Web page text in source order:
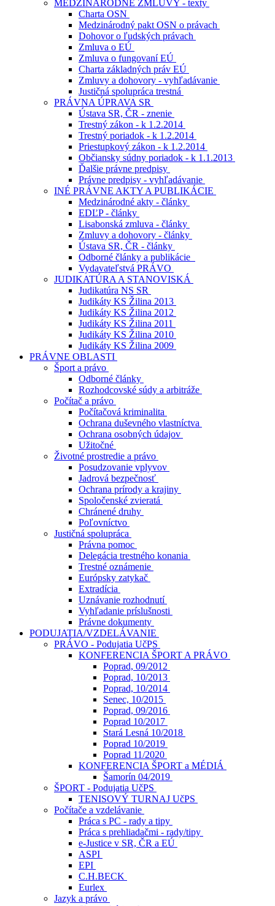
MEDZINÁRODNÉ ZMLUVY - texty
Charta OSN
Medzinárodný pakt OSN o právach
Dohovor o ľudských právach
Zmluva o EÚ
Zmluva o fungovaní EÚ
Charta základných práv EÚ
Zmluvy a dohovory - vyhľadávanie
Justičná spolupráca trestná
PRÁVNA ÚPRAVA SR
Ústava SR, ČR - znenie
Trestný zákon - k 1.2.2014
Trestný poriadok - k 1.2.2014
Priestupkový zákon - k 1.2.2014
Občiansky súdny poriadok - k 1.1.2013
Ďalšie právne predpisy
Právne predpisy - vyhľadávanie
INÉ PRÁVNE AKTY A PUBLIKÁCIE
Medzinárodné akty - články
EDĽP - články
Lisabonská zmluva - články
Zmluvy a dohovory - články
Ústava SR, ČR - články
Odborné články a publikácie
Vydavateľstvá PRÁVO
JUDIKATÚRA A STANOVISKÁ
Judikatúra NS SR
Judikáty KS Žilina 2013
Judikáty KS Žilina 2012
Judikáty KS Žilina 2011
Judikáty KS Žilina 2010
Judikáty KS Žilina 2009
PRÁVNE OBLASTI
Šport a právo
Odborné články
Rozhodcovské súdy a arbitráže
Počítač a právo
Počítačová kriminalita
Ochrana duševného vlastníctva
Ochrana osobných údajov
Užitočné
Životné prostredie a právo
Posudzovanie vplyvov
Jadrová bezpečnosť
Ochrana prírody a krajiny
Spoločenské zvieratá
Chránené druhy
Poľovníctvo
Justičná spolupráca
Právna pomoc
Delegácia trestného konania
Trestné oznámenie
Európsky zatykač
Extradícia
Uznávanie rozhodnutí
Vyhľadanie príslušnosti
Právne dokumenty
PODUJATIA/VZDELÁVANIE
PRÁVO - Podujatia UčPS
KONFERENCIA ŠPORT A PRÁVO
Poprad, 09/2012
Poprad, 10/2013
Poprad, 10/2014
Senec, 10/2015
Poprad, 09/2016
Poprad 10/2017
Stará Lesná 10/2018
Poprad 10/2019
Poprad 11/2020
KONFERENCIA ŠPORT a MÉDIÁ
Šamorín 04/2019
ŠPORT - Podujatia UčPS
TENISOVÝ TURNAJ UčPS
Počítače a vzdelávanie
Práca s PC - rady a tipy
Práca s prehliadačmi - rady/tipy
e-Justice v SR, ČR a EÚ
ASPI
EPI
C.H.BECK
Eurlex
Jazyk a právo